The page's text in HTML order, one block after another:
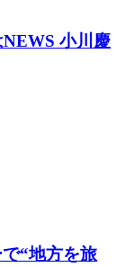
小川慶
“地方を旅